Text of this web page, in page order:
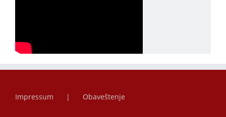
Impressum Obaveštenje